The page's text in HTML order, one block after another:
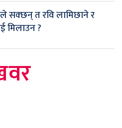
सक्छन् त रवि लामिछाने र
मिलाउन ?